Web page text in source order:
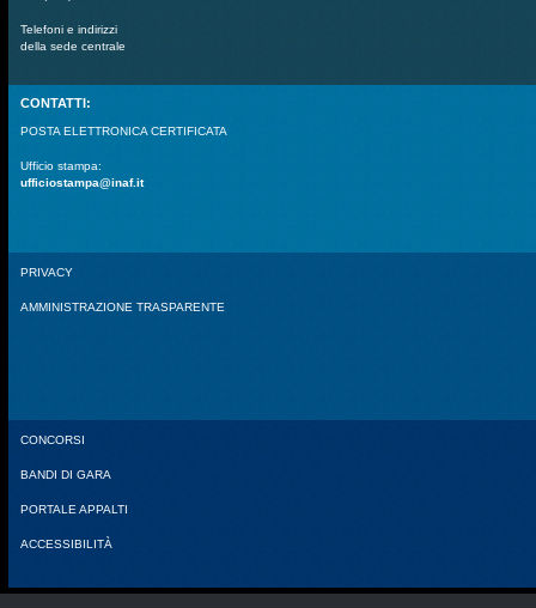
Telefoni e indirizzi
della sede centrale
CONTATTI:
POSTA ELETTRONICA CERTIFICATA
Ufficio stampa:
ufficiostampa@inaf.it
PRIVACY
AMMINISTRAZIONE TRASPARENTE
CONCORSI
BANDI DI GARA
PORTALE APPALTI
ACCESSIBILITÀ